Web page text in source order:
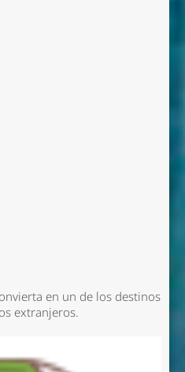
en un de los destinos
extranjeros.